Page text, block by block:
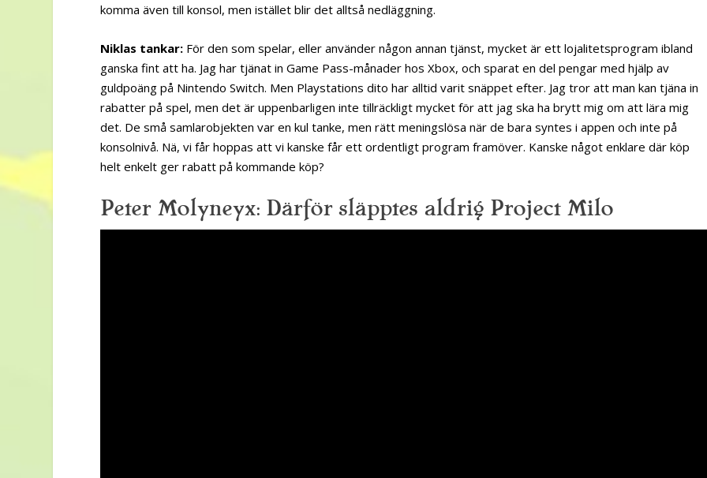
komma även till konsol, men istället blir det alltså nedläggning.
Niklas tankar: För den som spelar, eller använder någon annan tjänst, mycket är ett lojalitetsprogram ibland
ganska fint att ha. Jag har tjänat in Game Pass-månader hos Xbox, och sparat en del pengar med hjälp av
guldpoäng på Nintendo Switch. Men Playstations dito har alltid varit snäppet efter. Jag tror att man kan tjäna in
rabatter på spel, men det är uppenbarligen inte tillräckligt mycket för att jag ska ha brytt mig om att lära mig
det. De små samlarobjekten var en kul tanke, men rätt meningslösa när de bara syntes i appen och inte på
konsolnivå. Nä, vi får hoppas att vi kanske får ett ordentligt program framöver. Kanske något enklare där köp
helt enkelt ger rabatt på kommande köp?
Peter Molyneyx: Därför släpptes aldrig Project Milo